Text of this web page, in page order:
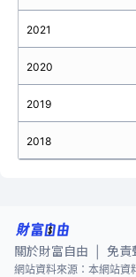
2021
2020
2019
2018
關於財富自由 免責
網站資料來源：本網站資